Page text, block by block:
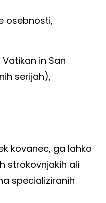
osebnosti,
in San
serijah),
kovanec, ga lahko
strokovnjakih ali
specializiranih